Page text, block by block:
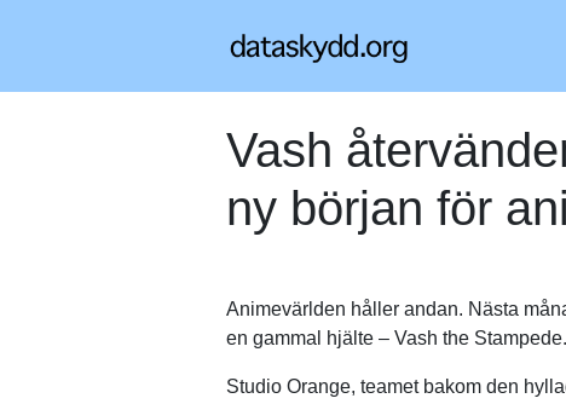
Vash
ny början för
Animevärlden håller andan. Nästa
en gammal hjälte – Vash the
Studio Orange, teamet bakom den